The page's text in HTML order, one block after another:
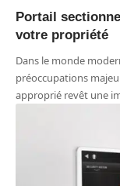
Portail
votre propriété
Dans le monde
préoccupations
approprié revêt une